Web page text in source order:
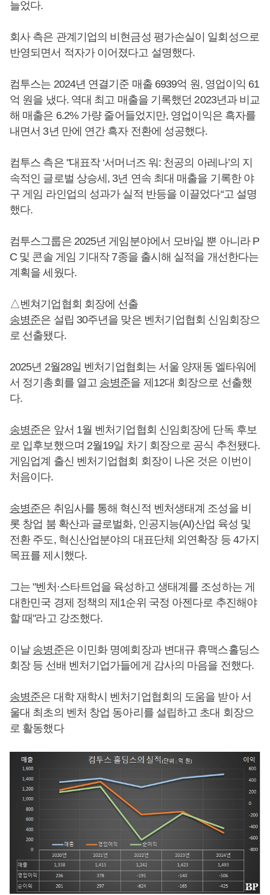
늘었다.
회사 측은 관계기업의 비현금성 평가손실이 일회성으로
반영되면서 적자가 이어졌다고 설명했다.
컴투스는 2024년 연결기준 매출 6939억 원, 영업이익 61
억 원을 냈다. 역대 최고 매출을 기록했던 2023년과 비교
해 매출은 6.2% 가량 줄어들었지만, 영업이익은 흑자를
내면서 3년 만에 연간 흑자 전환에 성공했다.
컴투스 측은 "대표작 ‘서머너즈 워: 천공의 아레나’의 지
속적인 글로벌 상승세, 3년 연속 최대 매출을 기록한 야
구 게임 라인업의 성과가 실적 반등을 이끌었다“고 설명
했다.
컴투스그룹은 2025년 게임분야에서 모바일 뿐 아니라 P
C 및 콘솔 게임 기대작 7종을 출시해 실적을 개선한다는
계획을 세웠다.
△벤쳐기업협회 회장에 선출
송병준은 설립 30주년을 맞은 벤처기업협회 신임회장으
로 선출됐다.
2025년 2월28일 벤처기업협회는 서울 양재동 엘타워에
서 정기총회를 열고 송병준을 제12대 회장으로 선출했
다.
송병준은 앞서 1월 벤처기업협회 신임회장에 단독 후보
로 입후보했으며 2월19일 차기 회장으로 공식 추천됐다.
게임업계 출신 벤처기업협회 회장이 나온 것은 이번이
처음이다.
송병준은 취임사를 통해 혁신적 벤처생태계 조성을 비
롯 창업 붐 확산과 글로벌화, 인공지능(AI)산업 육성 및
전환 주도, 혁신산업분야의 대표단체 외연확장 등 4가지
목표를 제시했다.
그는 "벤처·스타트업을 육성하고 생태계를 조성하는 게
대한민국 경제 정책의 제1순위 국정 아젠다로 추진해야
할 때"라고 강조했다.
이날 송병준은 이민화 명예회장과 변대규 휴맥스홀딩스
회장 등 선배 벤처기업가들에게 감사의 마음을 전했다.
송병준은 대학 재학시 벤처기업협회의 도움을 받아 서
울대 최초의 벤처 창업 동아리를 설립하고 초대 회장으
로 활동했다